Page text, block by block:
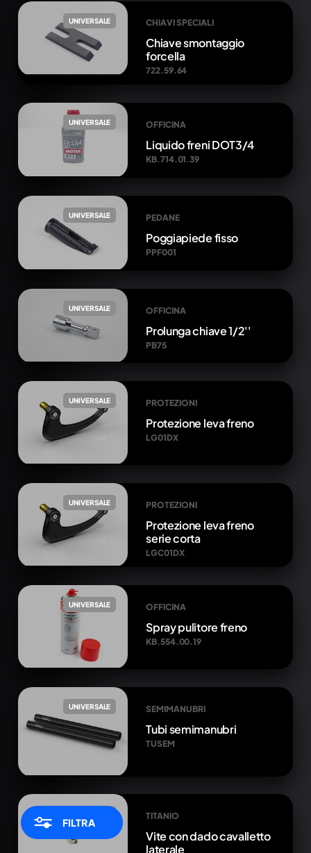
FILTRA
UNIVERSALE CHIAVI SPECIALI
Chiave smontaggio
forcella
722.59.64
UNIVERSALE OFFICINA
Liquido freni DOT3/4
KB.714.01.39
UNIVERSALE PEDANE
Poggiapiede fisso
PPF001
UNIVERSALE OFFICINA
Prolunga chiave 1/2''
PB75
UNIVERSALE PROTEZIONI
Protezione leva freno
LG01DX
UNIVERSALE PROTEZIONI
Protezione leva freno
serie corta
LGC01DX
UNIVERSALE OFFICINA
Spray pulitore freno
KB.554.00.19
UNIVERSALE SEMIMANUBRI
Tubi semimanubri
TUSEM
TITANIO
Vite con dado cavalletto
laterale